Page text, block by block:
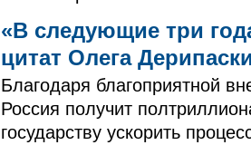
«В следующие три
цитат Олега
Благодаря благоприятной
Россия получит
государству ускорить